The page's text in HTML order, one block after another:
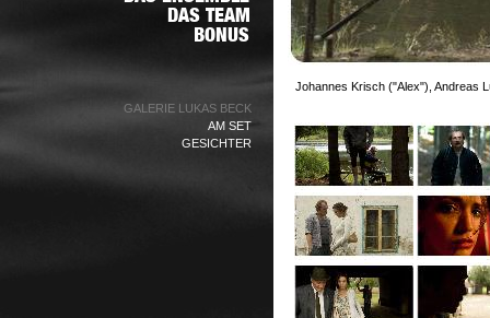
GALERIE LUKAS BECK
AM SET
GESICHTER
Johannes Krisch ("Alex"), Andreas